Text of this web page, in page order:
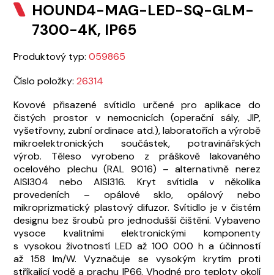
HOUND4-MAG-LED-SQ-GLM-
7300-4K, IP65
Produktový typ:059865
Číslo položky:26314
Kovové přisazené svítidlo určené pro aplikace do
čistých prostor v nemocnicích (operační sály, JIP,
vyšetřovny, zubní ordinace atd.), laboratořích a výrobě
mikroelektronických součástek, potravinářských
výrob. Těleso vyrobeno z práškově lakovaného
ocelového plechu (RAL 9016) – alternativně nerez
AISI304 nebo AISI316. Kryt svítidla v několika
provedeních – opálové sklo, opálový nebo
mikroprizmatický plastový difuzor. Svítidlo je v čistém
designu bez šroubů pro jednodušší čištění. Vybaveno
vysoce kvalitními elektronickými komponenty
s vysokou životností LED až 100 000 h a účinností
až 158 lm/W. Vyznačuje se vysokým krytím proti
stříkající vodě a prachu IP66. Vhodné pro teploty okolí